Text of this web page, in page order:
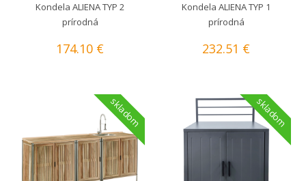
Kondela ALIENA TYP 2
prírodná
174.10 €
Kondela ALIENA TYP 1
prírodná
232.51 €
skladom skladom